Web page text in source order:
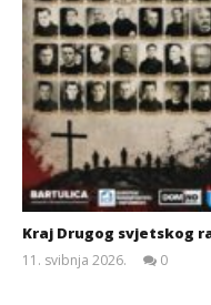
Kraj Drugog svjetskog
11. svibnja 2026.
0